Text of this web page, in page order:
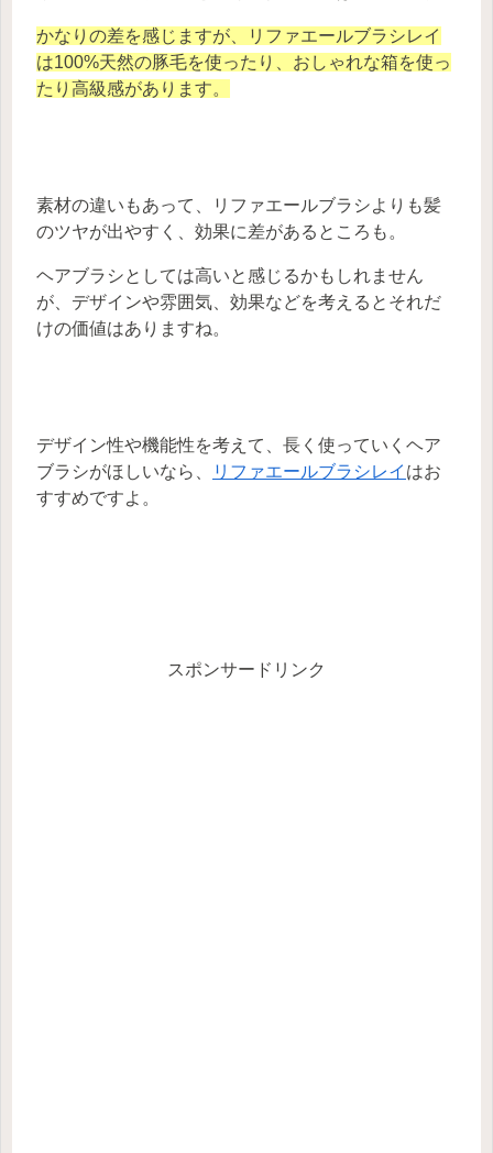
かなりの差を感じますが、リファエールブラシレイ
は100%天然の豚毛を使ったり、おしゃれな箱を使っ
たり高級感があります。
素材の違いもあって、リファエールブラシよりも髪
のツヤが出やすく、効果に差があるところも。
ヘアブラシとしては高いと感じるかもしれません
が、デザインや雰囲気、効果などを考えるとそれだ
けの価値はありますね。
デザイン性や機能性を考えて、長く使っていくヘア
ブラシがほしいなら、
リファエールブラシレイ はお
すすめですよ。
スポンサードリンク